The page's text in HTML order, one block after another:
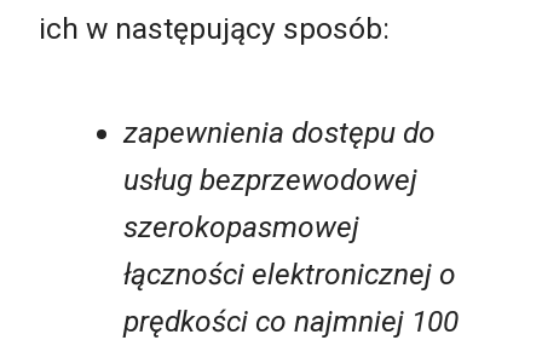
ich w następujący sposób:
zapewnienia dostępu do
usług bezprzewodowej
szerokopasmowej
łączności elektronicznej o
prędkości co najmniej 100